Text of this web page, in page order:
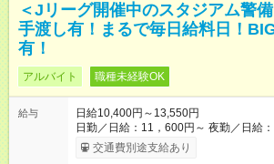
＜Jリーグ開催中のスタジアム警
手渡し有！まるで毎日給料日！
有！
アルバイト 職種未経験OK
給与
日給10,400円～13,550円
日勤／日給：11，600円～ 夜勤／日給：13，
が週2日以下の場合 日勤／日給：10，
350円 ■交通費別途全額支給 ※規定あり ■支払方法：日払い └日
交通費別途支給あり